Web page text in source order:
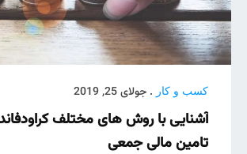
کسب و کار . جولای 25, 2019
آشنایی با روش های مختلف
تامین مالی جمعی